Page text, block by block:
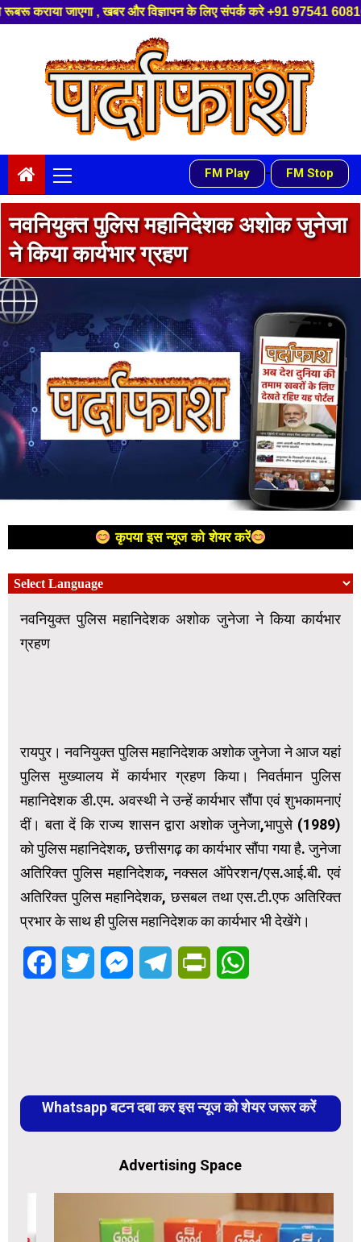
विज्ञापन के लिए संपर्क करे +91 97541 60816 ,हमारे यूट्यूब चैनल को
content
Menu
FM Play - FM Stop
नवनियुक्त पुलिस महानिदेशक अशोक जुनेजा
ने किया कार्यभार ग्रहण
कृपया इस न्यूज को शेयर करें
नवनियुक्त पुलिस महानिदेशक अशोक जुनेजा ने किया कार्यभार
ग्रहण
रायपुर। नवनियुक्त पुलिस महानिदेशक अशोक जुनेजा ने आज यहां
पुलिस मुख्यालय में कार्यभार ग्रहण किया। निवर्तमान पुलिस
महानिदेशक डी.एम. अवस्थी ने उन्हें कार्यभार सौंपा एवं शुभकामनाएं
दीं। बता दें कि राज्य शासन द्वारा अशोक जुनेजा,भापुसे (1989)
को पुलिस महानिदेशक, छत्तीसगढ़ का कार्यभार सौंपा गया है. जुनेजा
अतिरिक्त पुलिस महानिदेशक, नक्सल ऑपेरशन/एस.आई.बी. एवं
अतिरिक्त पुलिस महानिदेशक, छसबल तथा एस.टी.एफ अतिरिक्त
प्रभार के साथ ही पुलिस महानिदेशक का कार्यभार भी देखेंगे।
FacebookTwitter MessengerTelegramPrintFriendly
Whatsapp बटन दबा कर इस न्यूज को शेयर जरूर करें
Advertising Space